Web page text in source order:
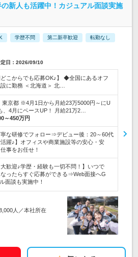
の新人も活躍中！カジュアル面談実施
学歴不問 第二新卒歓迎 転勤なし
日：2026/09/10
どこからでも応募OK♪】 ◆全国にあるオフ
に勤務 ＜北海道＞ 北…
東京都 ※4月1日から月給23万5000円～にU
、4月にベースUP！ 月給21万2…
～450万円
寧な研修でフォロー⇒デビュー後：20～60代
躍♪】オフィスや商業施設等の安心・安
事をお任せ！
大歓迎♪学歴・経験も一切不問！】いつで
ったらすぐ応募ができる⇒Web面接へG
面談も実施中！
人／本社所在